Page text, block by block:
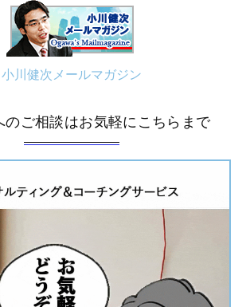
小川健次メールマガジン
のご相談はお気軽にこちらまで